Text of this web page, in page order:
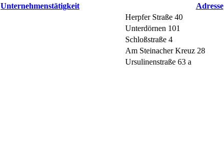
Unternehmenstätigkeit Adresse
Herpfer Straße 40
Unterdörnen 101
Schloßstraße 4
Am Steinacher Kreuz 28
Ursulinenstraße 63 a